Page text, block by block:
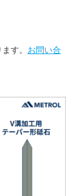
す。 お問い合